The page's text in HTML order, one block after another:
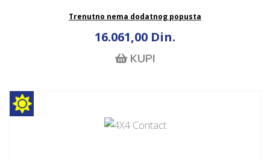
Trenutno nema dodatnog popusta
16.061,00 Din.
KUPI